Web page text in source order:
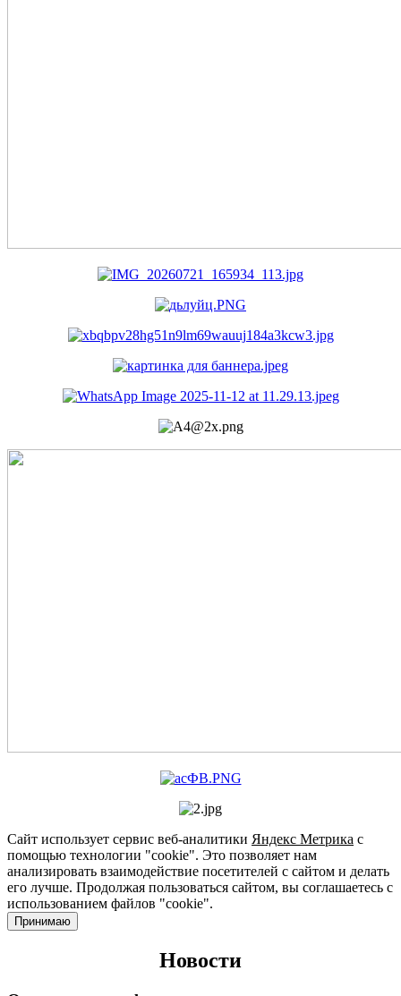
Сайт использует сервис веб-аналитики Яндекс Метрика с
помощью технологии "cookie". Это позволяет нам
анализировать взаимодействие посетителей с сайтом и делать
его лучше. Продолжая пользоваться сайтом, вы соглашаетесь с
использованием файлов "cookie".
Принимаю
Новости